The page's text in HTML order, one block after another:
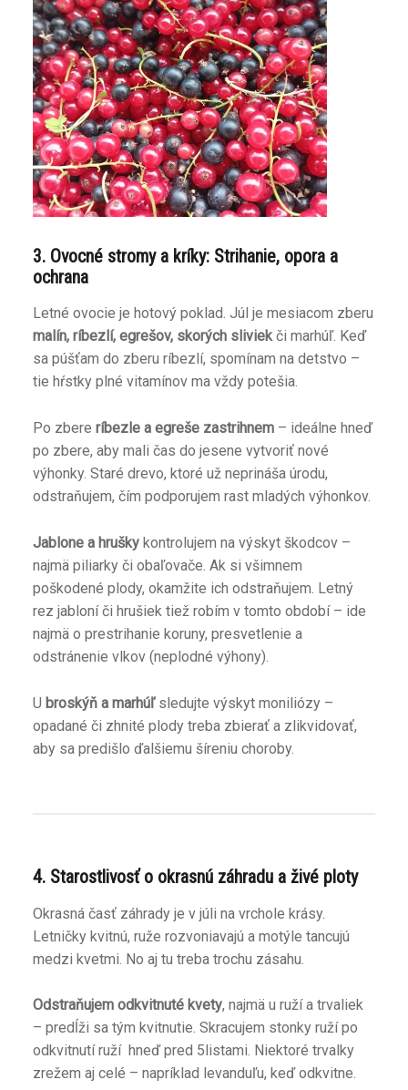
3. Ovocné stromy a kríky: Strihanie, opora a
ochrana
Letné ovocie je hotový poklad. Júl je mesiacom zberu
malín, ríbezlí, egrešov, skorých sliviekči marhúľ. Keď
sa púšťam do zberu ríbezlí, spomínam na detstvo –
tie hŕstky plné vitamínov ma vždy potešia.
Po zbere ríbezle a egreše zastrihnem– ideálne hneď
po zbere, aby mali čas do jesene vytvoriť nové
výhonky. Staré drevo, ktoré už neprináša úrodu,
odstraňujem, čím podporujem rast mladých výhonkov.
Jablone a hruškykontrolujem na výskyt škodcov –
najmä piliarky či obaľovače. Ak si všimnem
poškodené plody, okamžite ich odstraňujem. Letný
rez jabloní či hrušiek tiež robím v tomto období – ide
najmä o prestrihanie koruny, presvetlenie a
odstránenie vlkov (neplodné výhony).
U broskýň a marhúľsledujte výskyt moniliózy –
opadané či zhnité plody treba zbierať a zlikvidovať,
aby sa predišlo ďalšiemu šíreniu choroby.
4. Starostlivosť o okrasnú záhradu a živé ploty
Okrasná časť záhrady je v júli na vrchole krásy.
Letničky kvitnú, ruže rozvoniavajú a motýle tancujú
medzi kvetmi. No aj tu treba trochu zásahu.
Odstraňujem odkvitnuté kvety, najmä u ruží a trvaliek
– predĺži sa tým kvitnutie. Skracujem stonky ruží po
odkvitnutí ruží hneď pred 5listami. Niektoré trvalky
zrežem aj celé – napríklad levanduľu, keď odkvitne.